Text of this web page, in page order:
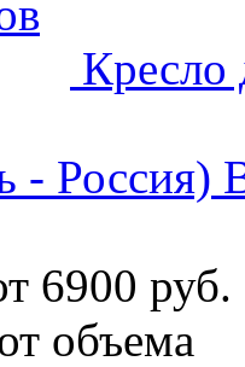
Кресло
- Россия)
6900 руб.
объема